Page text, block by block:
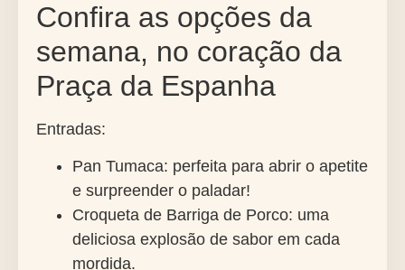
Confira as opções da
semana, no coração da
Praça da Espanha
Entradas:
Pan Tumaca: perfeita para abrir o apetite
e surpreender o paladar!
Croqueta de Barriga de Porco: uma
deliciosa explosão de sabor em cada
mordida.